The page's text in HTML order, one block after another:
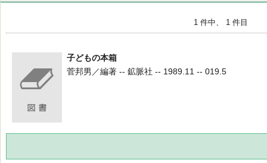
1 件中、 1 件目
子どもの本箱
菅邦男／編著 -- 鉱脈社 -- 1989.11 -- 019.5